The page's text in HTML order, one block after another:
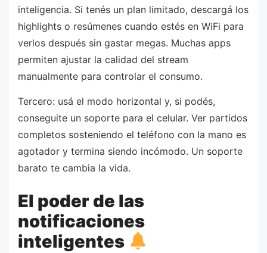
inteligencia. Si tenés un plan limitado, descargá los
highlights o resúmenes cuando estés en WiFi para
verlos después sin gastar megas. Muchas apps
permiten ajustar la calidad del stream
manualmente para controlar el consumo.
Tercero: usá el modo horizontal y, si podés,
conseguite un soporte para el celular. Ver partidos
completos sosteniendo el teléfono con la mano es
agotador y termina siendo incómodo. Un soporte
barato te cambia la vida.
El poder de las
notificaciones
inteligentes